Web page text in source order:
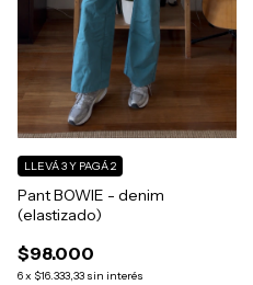
Pant BOWIE - denim
(elastizado)
$98.000
6x $16.333,33 sin interés
LLEVÁ 3 Y PAGÁ 2